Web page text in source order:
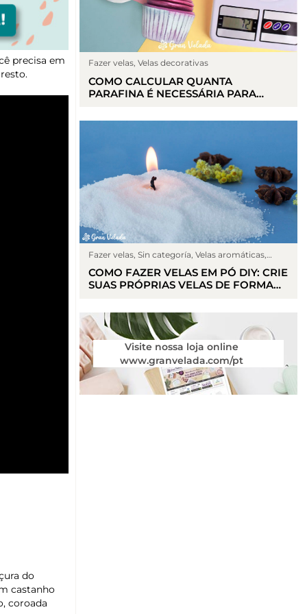
precisa em
do
castanho
coroada
Fazer velas,Velas decorativas
COMO CALCULAR QUANTA
PARAFINA É NECESSÁRIA PARA
Fazer velas ,Sin categoría ,Velas aromáticas
Velas naturais
COMO FAZER VELAS EM PÓ DIY: CRIE
SUAS PRÓPRIAS VELAS DE FORMA
Visite nossa loja online
www.granvelada.com/pt